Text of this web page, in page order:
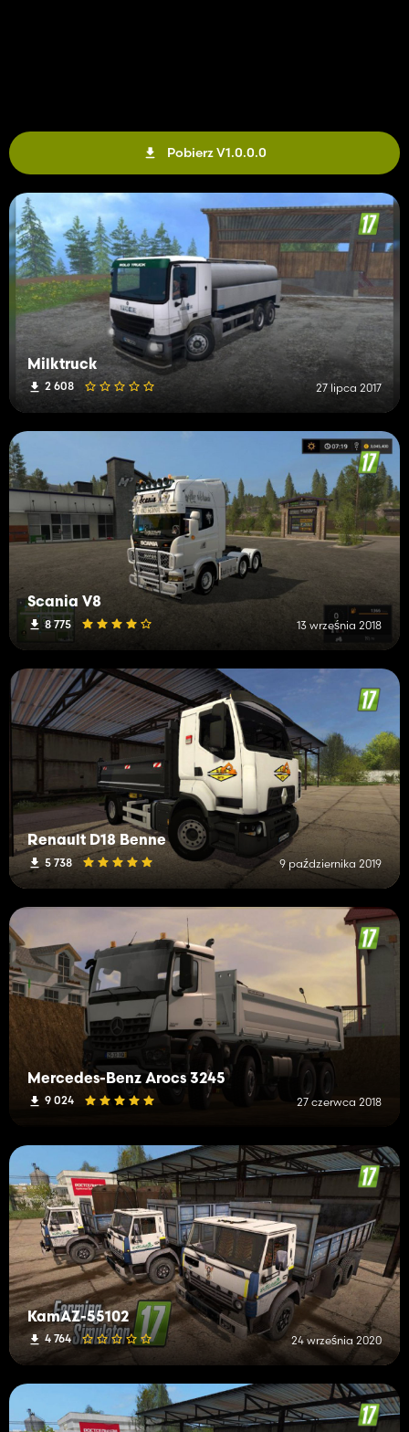
Pobierz V1.0.0.0
Milktruck
2 608 27 lipca 2017
Scania V8
8 775 13 września 2018
Renault D18 Benne
5 738 9 października 2019
Mercedes-Benz Arocs 3245
9 024 27 czerwca 2018
KamAZ-55102
4 764 24 września 2020